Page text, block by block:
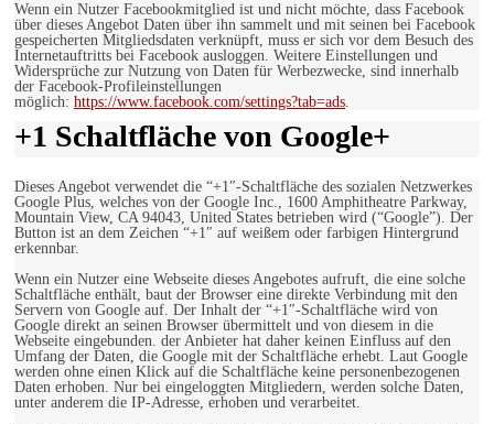
Wenn ein Nutzer Facebookmitglied ist und nicht möchte, dass Facebook
über dieses Angebot Daten über ihn sammelt und mit seinen bei Facebook
gespeicherten Mitgliedsdaten verknüpft, muss er sich vor dem Besuch des
Internetauftritts bei Facebook ausloggen. Weitere Einstellungen und
Widersprüche zur Nutzung von Daten für Werbezwecke, sind innerhalb
der Facebook-Profileinstellungen
möglich: https://www.facebook.com/settings?tab=ads.
+1 Schaltfläche von Google+
Dieses Angebot verwendet die “+1″-Schaltfläche des sozialen Netzwerkes
Google Plus, welches von der Google Inc., 1600 Amphitheatre Parkway,
Mountain View, CA 94043, United States betrieben wird (“Google”). Der
Button ist an dem Zeichen “+1″ auf weißem oder farbigen Hintergrund
erkennbar.
Wenn ein Nutzer eine Webseite dieses Angebotes aufruft, die eine solche
Schaltfläche enthält, baut der Browser eine direkte Verbindung mit den
Servern von Google auf. Der Inhalt der “+1″-Schaltfläche wird von
Google direkt an seinen Browser übermittelt und von diesem in die
Webseite eingebunden. der Anbieter hat daher keinen Einfluss auf den
Umfang der Daten, die Google mit der Schaltfläche erhebt. Laut Google
werden ohne einen Klick auf die Schaltfläche keine personenbezogenen
Daten erhoben. Nur bei eingeloggten Mitgliedern, werden solche Daten,
unter anderem die IP-Adresse, erhoben und verarbeitet.